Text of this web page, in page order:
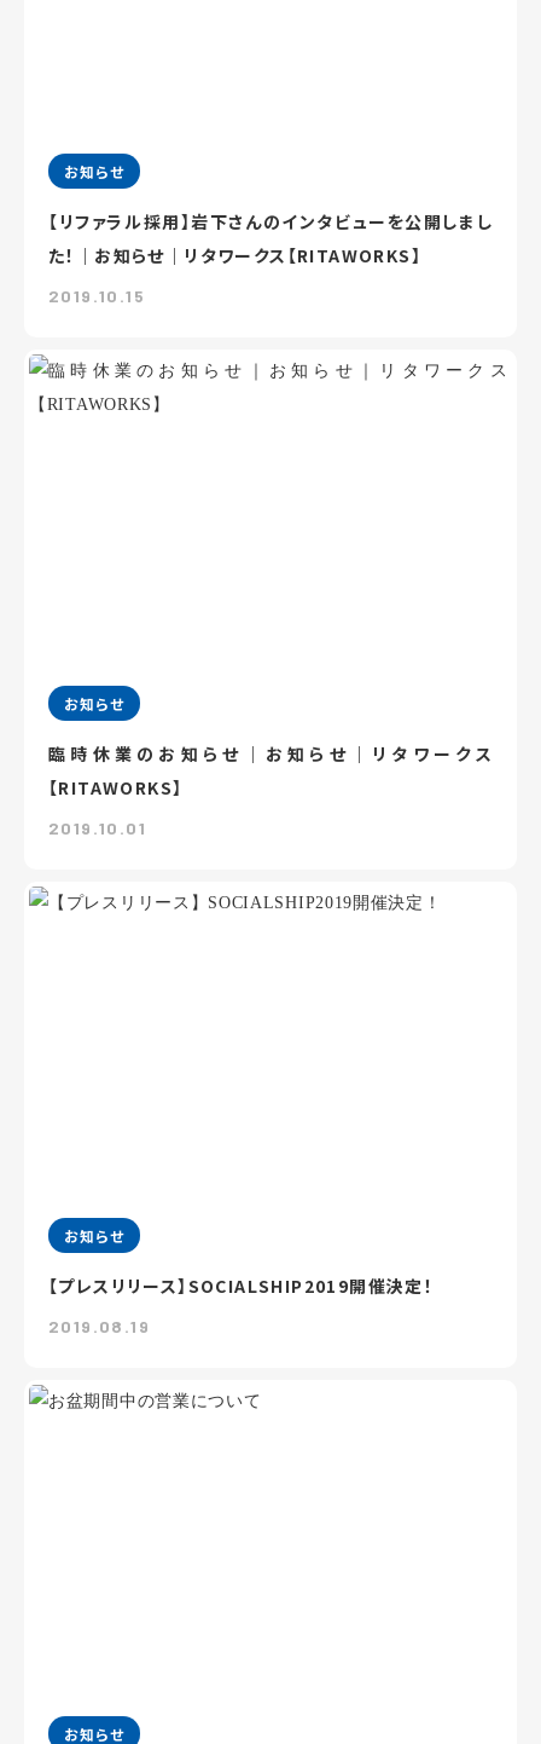
お知らせ
【リファラル採用】岩下さんのインタビューを公開しまし
た！｜お知らせ｜リタワークス【RITAWORKS】
2019.10.15
お知らせ
臨時休業のお知らせ｜お知らせ｜リタワークス
【RITAWORKS】
2019.10.01
お知らせ
【プレスリリース】SOCIALSHIP2019開催決定！
2019.08.19
お知らせ